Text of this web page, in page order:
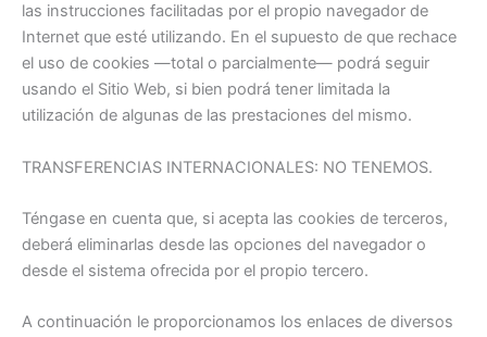
las instrucciones facilitadas por el propio navegador de
Internet que esté utilizando. En el supuesto de que rechace
el uso de cookies —total o parcialmente— podrá seguir
usando el Sitio Web, si bien podrá tener limitada la
utilización de algunas de las prestaciones del mismo.
TRANSFERENCIAS INTERNACIONALES: NO TENEMOS.
Téngase en cuenta que, si acepta las cookies de terceros,
deberá eliminarlas desde las opciones del navegador o
desde el sistema ofrecida por el propio tercero.
A continuación le proporcionamos los enlaces de diversos